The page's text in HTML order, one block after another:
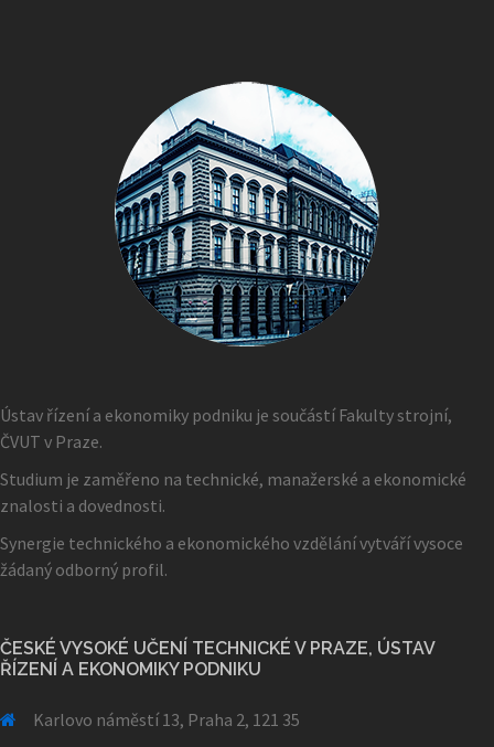
Ústav řízení a ekonomiky podniku je součástí Fakulty strojní,
ČVUT v Praze.
Studium je zaměřeno na technické, manažerské a ekonomické
znalosti a dovednosti.
Synergie technického a ekonomického vzdělání vytváří vysoce
žádaný odborný profil.
ČESKÉ VYSOKÉ UČENÍ TECHNICKÉ V PRAZE, ÚSTAV
ŘÍZENÍ A EKONOMIKY PODNIKU
Karlovo náměstí 13, Praha 2, 121 35